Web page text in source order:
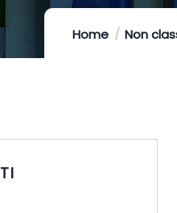
Home Non